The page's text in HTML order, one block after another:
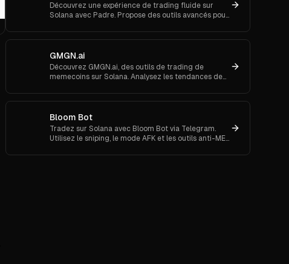
Découvrez une expérience de trading fluide sur
Solana avec Padre. Propose des outils avancés pour
GMGN.ai
Découvrez GMGN.ai, des outils de trading de
memecoins sur Solana. Analysez les tendances de
swaps inter-chaînes.
Bloom Bot
Tradez sur Solana avec Bloom Bot via Telegram.
Utilisez le sniping, le mode AFK et les outils anti-MEV
crypto.